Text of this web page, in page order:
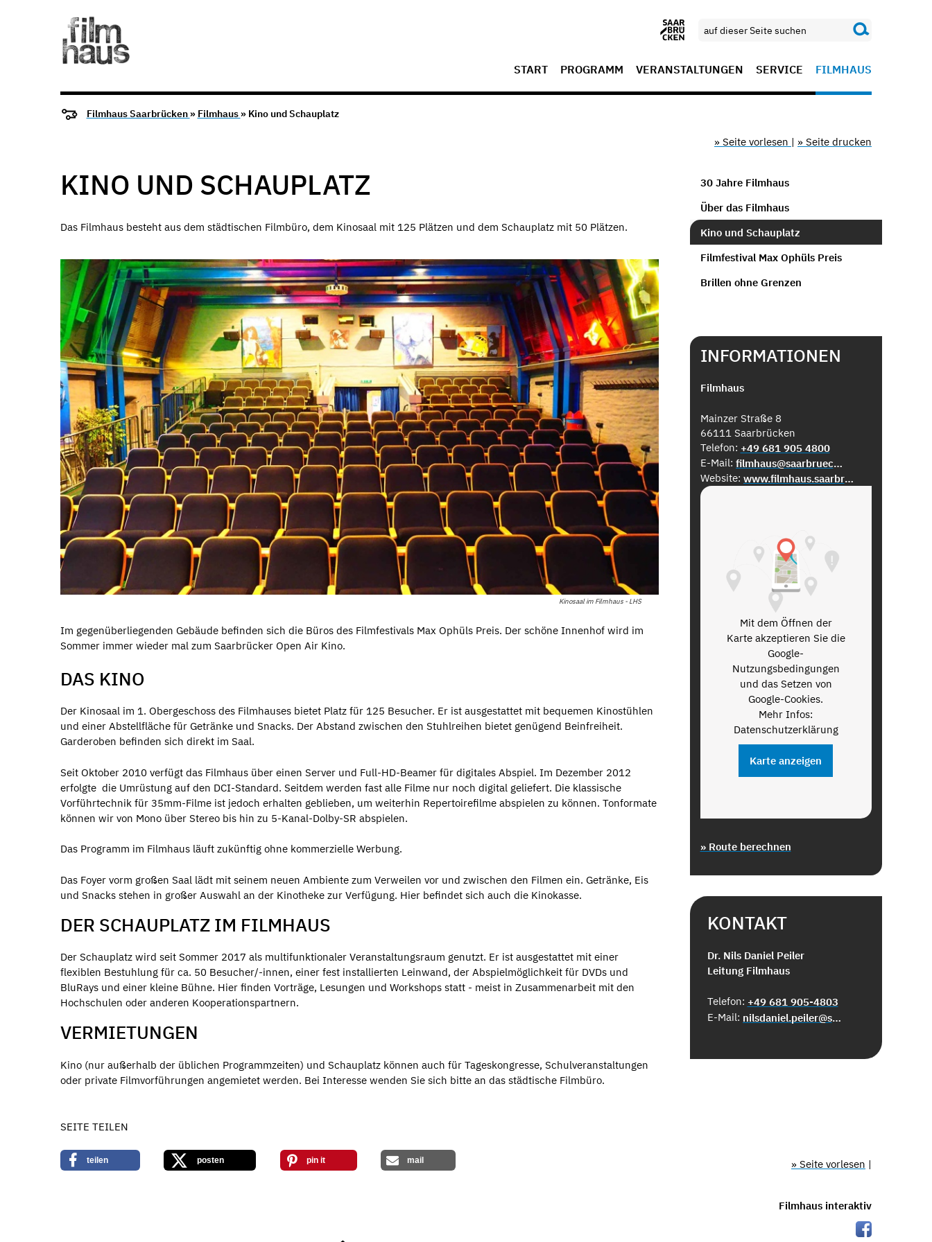
START PROGRAMM VERANSTALTUNGEN SERVICE FILMHAUS
Filmhaus Saarbrücken » Filmhaus » Kino und Schauplatz
» Seite vorlesen | » Seite drucken
KINO UND SCHAUPLATZ
Das Filmhaus besteht aus dem städtischen Filmbüro, dem Kinosaal mit 125 Plätzen und dem Schauplatz mit 50 Plätzen.
Kinosaal im Filmhaus - LHS
Im gegenüberliegenden Gebäude befinden sich die Büros des Filmfestivals Max Ophüls Preis. Der schöne Innenhof wird im
Sommer immer wieder mal zum Saarbrücker Open Air Kino.
DAS KINO
Der Kinosaal im 1. Obergeschoss des Filmhauses bietet Platz für 125 Besucher. Er ist ausgestattet mit bequemen Kinostühlen
und einer Abstellfläche für Getränke und Snacks. Der Abstand zwischen den Stuhlreihen bietet genügend Beinfreiheit.
Garderoben befinden sich direkt im Saal.
Seit Oktober 2010 verfügt das Filmhaus über einen Server und Full-HD-Beamer für digitales Abspiel. Im Dezember 2012
erfolgte die Umrüstung auf den DCI-Standard. Seitdem werden fast alle Filme nur noch digital geliefert. Die klassische
Vorführtechnik für 35mm-Filme ist jedoch erhalten geblieben, um weiterhin Repertoirefilme abspielen zu können. Tonformate
können wir von Mono über Stereo bis hin zu 5-Kanal-Dolby-SR abspielen.
Das Programm im Filmhaus läuft zukünftig ohne kommerzielle Werbung.
Das Foyer vorm großen Saal lädt mit seinem neuen Ambiente zum Verweilen vor und zwischen den Filmen ein. Getränke, Eis
und Snacks stehen in großer Auswahl an der Kinotheke zur Verfügung. Hier befindet sich auch die Kinokasse.
DER SCHAUPLATZ IM FILMHAUS
Der Schauplatz wird seit Sommer 2017 als multifunktionaler Veranstaltungsraum genutzt. Er ist ausgestattet mit einer
flexiblen Bestuhlung für ca. 50 Besucher/-innen, einer fest installierten Leinwand, der Abspielmöglichkeit für DVDs und
BluRays und einer kleine Bühne. Hier finden Vorträge, Lesungen und Workshops statt - meist in Zusammenarbeit mit den
Hochschulen oder anderen Kooperationspartnern.
VERMIETUNGEN
Kino (nur außerhalb der üblichen Programmzeiten) und Schauplatz können auch für Tageskongresse, Schulveranstaltungen
oder private Filmvorführungen angemietet werden. Bei Interesse wenden Sie sich bitte an das städtische Filmbüro.
30 Jahre Filmhaus
Über das Filmhaus
Kino und Schauplatz
Filmfestival Max Ophüls Preis
Brillen ohne Grenzen
INFORMATIONEN
Filmhaus
Mainzer Straße 8
66111 Saarbrücken
Telefon: +49 681 905 4800
E-Mail:
filmhaus@saarbruecken.de
Website:
www.filmhaus.saarbruecken.de
Mit dem Öffnen der
Karte akzeptieren Sie die
Google-
Nutzungsbedingungen
und das Setzen von
Google-Cookies.
Mehr Infos:
Datenschutzerklärung
Karte anzeigen
» Route berechnen
KONTAKT
Dr. Nils Daniel Peiler
Leitung Filmhaus
Telefon: +49 681 905-4803
E-Mail:
nilsdaniel.peiler@saarbruecken.de
SEITE TEILEN
teilen posten pin it mail » Seite vorlesen |
Filmhaus interaktiv